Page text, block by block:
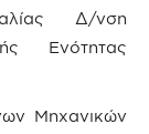
Δ/νση
Ενότητας
Μηχανικών